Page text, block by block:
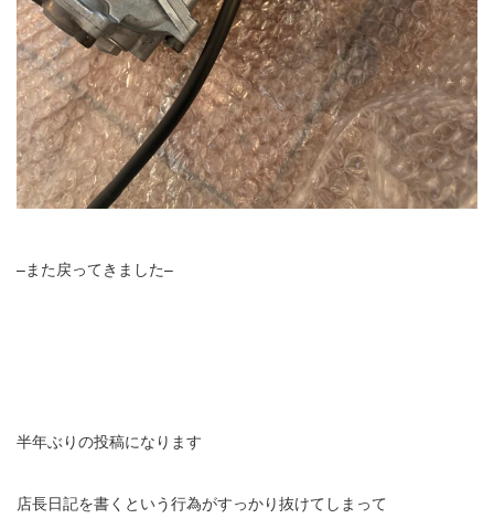
–また戻ってきました–
半年ぶりの投稿になります
店長日記を書くという行為がすっかり抜けてしまって